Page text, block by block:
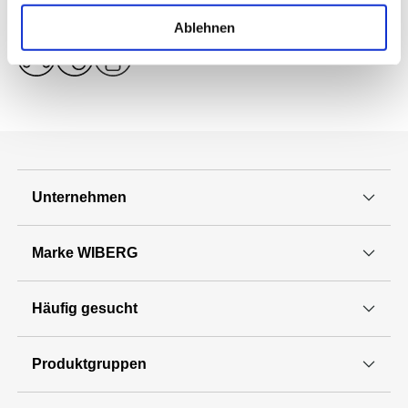
Ablehnen
Allergene Bestandteile
Unternehmen
Marke WIBERG
Häufig gesucht
Produktgruppen